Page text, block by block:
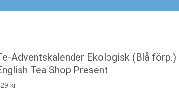
Adventskalender Ekologisk (Blå förp.)
Tea Shop Present
kr